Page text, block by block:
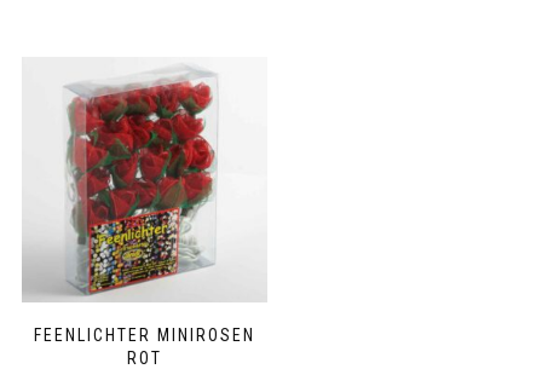
FEENLICHTER MINIROSEN
ROT